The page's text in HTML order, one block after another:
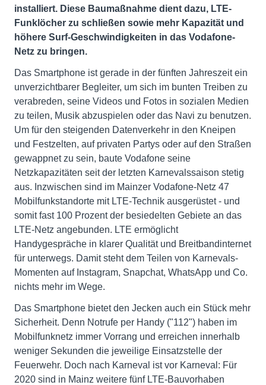
installiert. Diese Baumaßnahme dient dazu, LTE-
Funklöcher zu schließen sowie mehr Kapazität und
höhere Surf-Geschwindigkeiten in das Vodafone-
Netz zu bringen.
Das Smartphone ist gerade in der fünften Jahreszeit ein
unverzichtbarer Begleiter, um sich im bunten Treiben zu
verabreden, seine Videos und Fotos in sozialen Medien
zu teilen, Musik abzuspielen oder das Navi zu benutzen.
Um für den steigenden Datenverkehr in den Kneipen
und Festzelten, auf privaten Partys oder auf den Straßen
gewappnet zu sein, baute Vodafone seine
Netzkapazitäten seit der letzten Karnevalssaison stetig
aus. Inzwischen sind im Mainzer Vodafone-Netz 47
Mobilfunkstandorte mit LTE-Technik ausgerüstet - und
somit fast 100 Prozent der besiedelten Gebiete an das
LTE-Netz angebunden. LTE ermöglicht
Handygespräche in klarer Qualität und Breitbandinternet
für unterwegs. Damit steht dem Teilen von Karnevals-
Momenten auf Instagram, Snapchat, WhatsApp und Co.
nichts mehr im Wege.
Das Smartphone bietet den Jecken auch ein Stück mehr
Sicherheit. Denn Notrufe per Handy ("112") haben im
Mobilfunknetz immer Vorrang und erreichen innerhalb
weniger Sekunden die jeweilige Einsatzstelle der
Feuerwehr. Doch nach Karneval ist vor Karneval: Für
2020 sind in Mainz weitere fünf LTE-Bauvorhaben